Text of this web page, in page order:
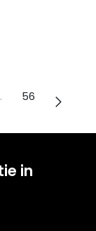
56
in